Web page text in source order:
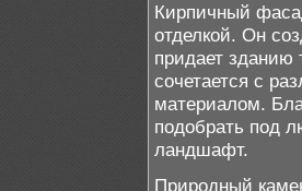
Кирпичный
отделкой. Он
придает
сочетается с
материалом.
подобрать под
ландшафт.
Природный